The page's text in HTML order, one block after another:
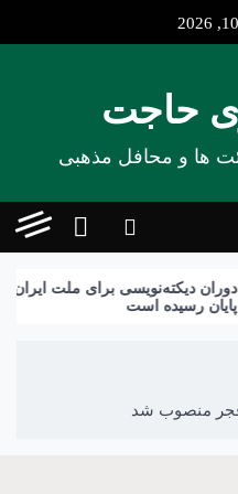
حاجت
ها و محافل مذهبی
دیکته‌نویسی برای ملت ایران به
رسیده است
فجر منصوب شد